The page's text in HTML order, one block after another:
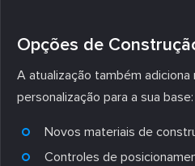
Opções de
A atualização também
personalização para a sua base:
Novos materiais de
Controles de